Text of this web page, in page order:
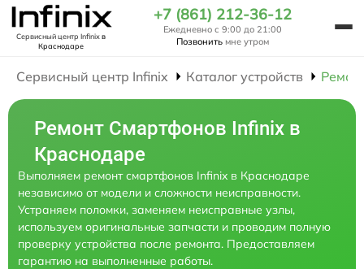
Сервисный центр Infinixв
Краснодаре
+7 (861) 212-36-12
Ежедневно с 9:00 до 21:00
Позвонить мне утром
Сервисный центр Infinix Каталог устройств
Ремонт Смартфонов Infinix в
Краснодаре
Выполняем ремонт смартфонов Infinix в Краснодаре
независимо от модели и сложности неисправности.
Устраняем поломки, заменяем неисправные узлы,
используем оригинальные запчасти и проводим полную
проверку устройства после ремонта. Предоставляем
гарантию на выполненные работы.